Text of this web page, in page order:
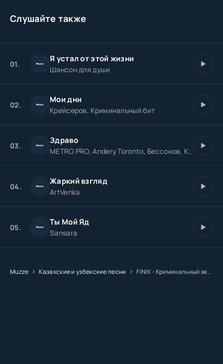
Слушайте также
01. Я устал от этой жизни
Шансон для души
02. Мои дни
Крейсеров, Криминальный бит
03. Здраво
METRO PRO, Andery Toronto, Бессонов, Криминальный бит
04. Жаркий взгляд
ArtVenka
05. Ты Мой Яд
Sansara
Muzze Казахские и узбекские песни FINIK - Криминальный вкус